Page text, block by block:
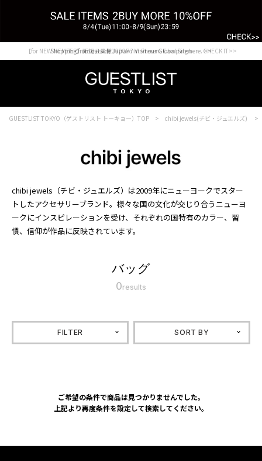
Shopping from outside Japan? Visit our Global Site here. >>
【for NEW MEMBER】新規会員様1000Point Present Campaign CHECK IT>>
GUESTLIST TOKYO（ゲストリスト トーキョー）TOP chibi jewels(チビ・ジュエルズ)
chibi jewels（チビ・ジュエルズ）は2009年にニューヨークでスター
トしたアクセサリーブランド。様々な国の文化が交じり合うニューヨ
ークにインスピレーションを受け、それぞれの国特有のカラー、習
慣、信仰が作品に反映されています。
バッグ
0results
FILTER SORT BY
ご希望の条件で商品は見つかりませんでした。
上記より再度条件を設定して検索してください。